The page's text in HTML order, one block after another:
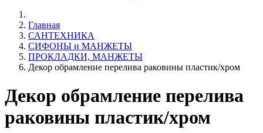
Главная
САНТЕХНИКА
СИФОНЫ и МАНЖЕТЫ
ПРОКЛАДКИ, МАНЖЕТЫ
Декор обрамление перелива раковины пластик/хром
Декор обрамление перелива
раковины пластик/хром